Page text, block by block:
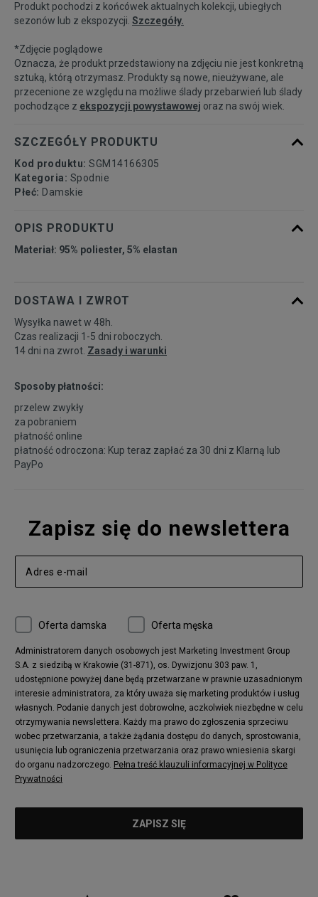
34 Powiadom o dostępności
36
38 Powiadom o dostępności
42
Produkt pochodzi z końcówek aktualnych kolekcji, ubiegłych
sezonów lub z ekspozycji. Szczegóły.
*Zdjęcie poglądowe
Oznacza, że produkt przedstawiony na zdjęciu nie jest konkretną
sztuką, którą otrzymasz. Produkty są nowe, nieużywane, ale
przecenione ze względu na możliwe ślady przebarwień lub ślady
pochodzące z ekspozycji powystawowej oraz na swój wiek.
SZCZEGÓŁY PRODUKTU
Kod produktu: SGM14166305
Kategoria: Spodnie
Płeć: Damskie
OPIS PRODUKTU
Materiał: 95% poliester, 5% elastan
DOSTAWA I ZWROT
Wysyłka nawet w 48h.
Czas realizacji 1-5 dni roboczych.
14 dni na zwrot. Zasady i warunki
Sposoby płatności:
przelew zwykły
za pobraniem
płatność online
płatność odroczona: Kup teraz zapłać za 30 dni z Klarną lub
PayPo
Zapisz się do newslettera
Oferta damska Oferta męska
Administratorem danych osobowych jest Marketing Investment Group
S.A. z siedzibą w Krakowie (31-871), os. Dywizjonu 303 paw. 1,
udostępnione powyżej dane będą przetwarzane w prawnie uzasadnionym
interesie administratora, za który uważa się marketing produktów i usług
własnych. Podanie danych jest dobrowolne, aczkolwiek niezbędne w celu
otrzymywania newslettera. Każdy ma prawo do zgłoszenia sprzeciwu
wobec przetwarzania, a także żądania dostępu do danych, sprostowania,
usunięcia lub ograniczenia przetwarzania oraz prawo wniesienia skargi
do organu nadzorczego. Pełna treść klauzuli informacyjnej w Polityce
Prywatności